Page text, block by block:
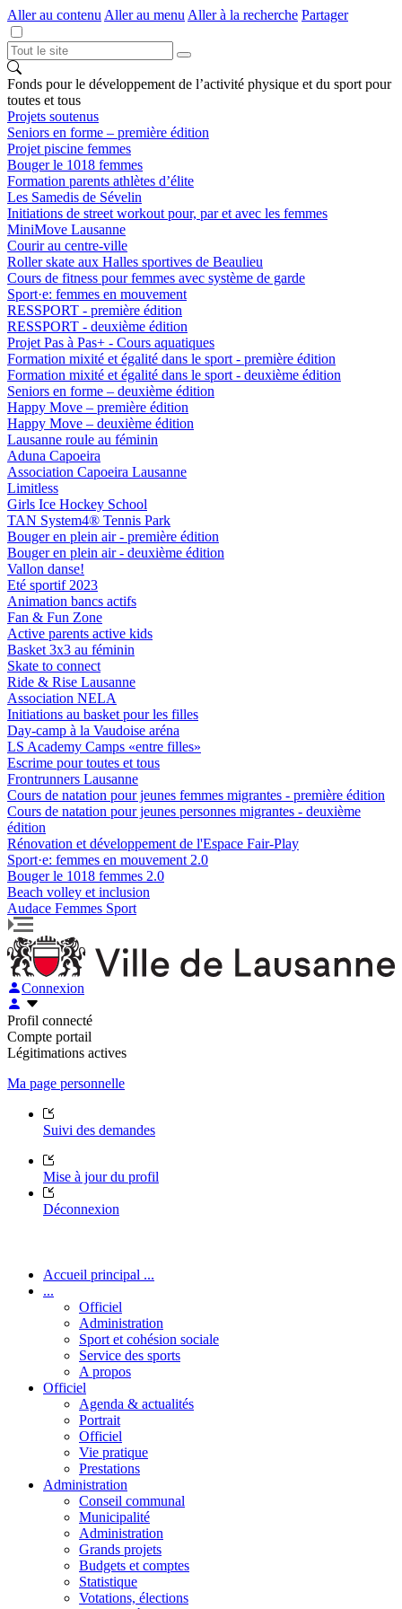
Aller au contenu Aller au menu Aller à la recherche Partager
Fonds pour le développement de l’activité physique et du sport pour
toutes et tous
Projets soutenus
Seniors en forme – première édition
Projet piscine femmes
Bouger le 1018 femmes
Formation parents athlètes d’élite
Les Samedis de Sévelin
Initiations de street workout pour, par et avec les femmes
MiniMove Lausanne
Courir au centre-ville
Roller skate aux Halles sportives de Beaulieu
Cours de fitness pour femmes avec système de garde
Sport·e: femmes en mouvement
RESSPORT - première édition
RESSPORT - deuxième édition
Projet Pas à Pas+ - Cours aquatiques
Formation mixité et égalité dans le sport - première édition
Formation mixité et égalité dans le sport - deuxième édition
Seniors en forme – deuxième édition
Happy Move – première édition
Happy Move – deuxième édition
Lausanne roule au féminin
Aduna Capoeira
Association Capoeira Lausanne
Limitless
Girls Ice Hockey School
TAN System4® Tennis Park
Bouger en plein air - première édition
Bouger en plein air - deuxième édition
Vallon danse!
Eté sportif 2023
Animation bancs actifs
Fan & Fun Zone
Active parents active kids
Basket 3x3 au féminin
Skate to connect
Ride & Rise Lausanne
Association NELA
Initiations au basket pour les filles
Day-camp à la Vaudoise aréna
LS Academy Camps «entre filles»
Escrime pour toutes et tous
Frontrunners Lausanne
Cours de natation pour jeunes femmes migrantes - première édition
Cours de natation pour jeunes personnes migrantes - deuxième
édition
Rénovation et développement de l'Espace Fair-Play
Sport·e: femmes en mouvement 2.0
Bouger le 1018 femmes 2.0
Beach volley et inclusion
Audace Femmes Sport
Connexion
Profil connecté
Compte portail
Légitimations actives
Ma page personnelle
Suivi des demandes
Mise à jour du profil
Déconnexion
Accueil principal ...
...
Officiel
Administration
Sport et cohésion sociale
Service des sports
A propos
Officiel
Agenda & actualités
Portrait
Officiel
Vie pratique
Prestations
Administration
Conseil communal
Municipalité
Administration
Grands projets
Budgets et comptes
Statistique
Votations, élections